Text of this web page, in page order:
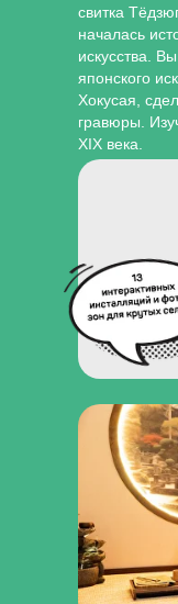
свитка
началась
искусства.
японского
Хокусая,
гравюры.
XIX века.